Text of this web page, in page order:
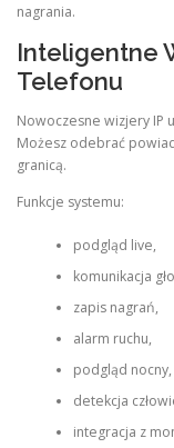
nagrania.
Inteligentne
Telefonu
Nowoczesne wizjery IP
Możesz odebrać
granicą.
Funkcje systemu:
podgląd live,
komunikacja
zapis nagrań,
alarm ruchu,
podgląd nocny,
detekcja
integracja z